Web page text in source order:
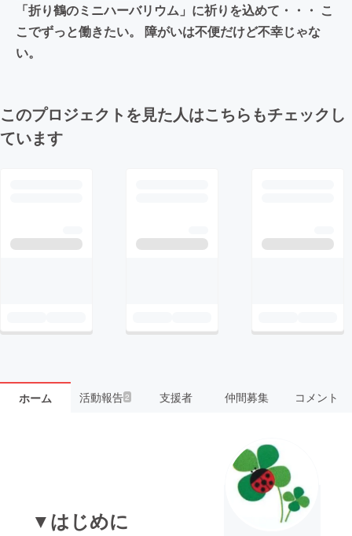
「折り鶴のミニハーバリウム」に祈りを込めて・・・ こ
こでずっと働きたい。 障がいは不便だけど不幸じゃな
い。
このプロジェクトを見た人はこちらもチェックし
ています
ホーム 活動報告2 支援者 仲間募集 コメント
▼はじめに